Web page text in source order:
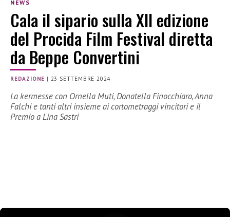
NEWS
Cala il sipario sulla XII edizione
del Procida Film Festival diretta
da Beppe Convertini
REDAZIONE | 23 SETTEMBRE 2024
La kermesse con Ornella Muti, Donatella Finocchiaro, Anna
Falchi e tanti altri insieme ai cortometraggi vincitori e il
Premio a Lina Sastri